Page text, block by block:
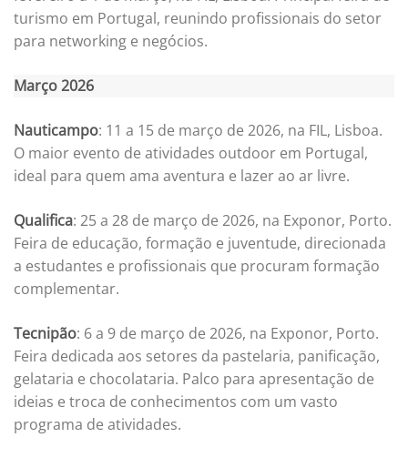
turismo em Portugal, reunindo profissionais do setor
para networking e negócios.
Março 2026
Nauticampo: 11 a 15 de março de 2026, na FIL, Lisboa.
O maior evento de atividades outdoor em Portugal,
ideal para quem ama aventura e lazer ao ar livre.
Qualifica: 25 a 28 de março de 2026, na Exponor, Porto.
Feira de educação, formação e juventude, direcionada
a estudantes e profissionais que procuram formação
complementar.
Tecnipão: 6 a 9 de março de 2026, na Exponor, Porto.
Feira dedicada aos setores da pastelaria, panificação,
gelataria e chocolataria. Palco para apresentação de
ideias e troca de conhecimentos com um vasto
programa de atividades.